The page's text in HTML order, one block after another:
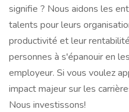
signifie ? Nous aidons les
talents pour leurs
productivité et leur
personnes à s'épanouir en
employeur. Si vous voulez
impact majeur sur les
Nous investissons!